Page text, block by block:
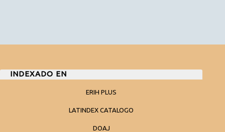
INDEXADO EN
ERIH PLUS
LATINDEX CATALOGO
DOAJ